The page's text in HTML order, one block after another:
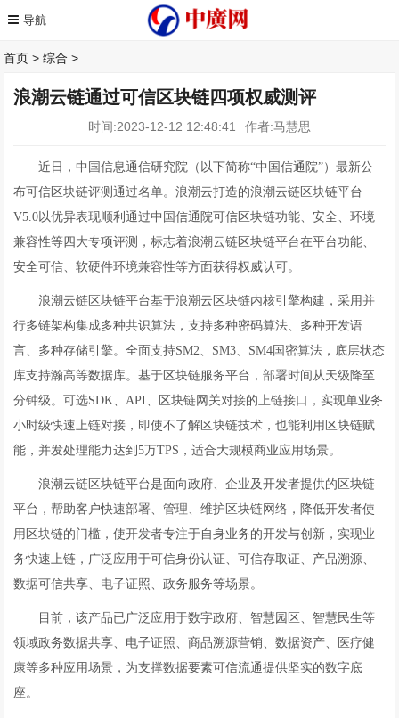
首页 >综合 >
浪潮云链通过可信区块链四项权威测评
时间:2023-12-12 12:48:41 作者:马慧思
近日，中国信息通信研究院（以下简称“中国信通院”）最新公
布可信区块链评测通过名单。浪潮云打造的浪潮云链区块链平台
V5.0以优异表现顺利通过中国信通院可信区块链功能、安全、环境
兼容性等四大专项评测，标志着浪潮云链区块链平台在平台功能、
安全可信、软硬件环境兼容性等方面获得权威认可。
浪潮云链区块链平台基于浪潮云区块链内核引擎构建，采用并
行多链架构集成多种共识算法，支持多种密码算法、多种开发语
言、多种存储引擎。全面支持SM2、SM3、SM4国密算法，底层状态
库支持瀚高等数据库。基于区块链服务平台，部署时间从天级降至
分钟级。可选SDK、API、区块链网关对接的上链接口，实现单业务
小时级快速上链对接，即使不了解区块链技术，也能利用区块链赋
能，并发处理能力达到5万TPS，适合大规模商业应用场景。
浪潮云链区块链平台是面向政府、企业及开发者提供的区块链
平台，帮助客户快速部署、管理、维护区块链网络，降低开发者使
用区块链的门槛，使开发者专注于自身业务的开发与创新，实现业
务快速上链，广泛应用于可信身份认证、可信存取证、产品溯源、
数据可信共享、电子证照、政务服务等场景。
目前，该产品已广泛应用于数字政府、智慧园区、智慧民生等
领域政务数据共享、电子证照、商品溯源营销、数据资产、医疗健
康等多种应用场景，为支撑数据要素可信流通提供坚实的数字底
座。